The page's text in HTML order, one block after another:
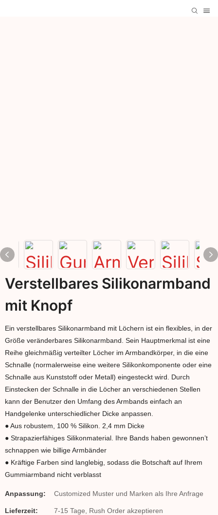
Verstellbares Silikonarmband
mit Knopf
Ein verstellbares Silikonarmband mit Löchern ist ein flexibles, in der
Größe veränderbares Silikonarmband. Sein Hauptmerkmal ist eine
Reihe gleichmäßig verteilter Löcher im Armbandkörper, in die eine
Schnalle (normalerweise eine weitere Silikonkomponente oder eine
Schnalle aus Kunststoff oder Metall) eingesteckt wird. Durch
Einstecken der Schnalle in die Löcher an verschiedenen Stellen
kann der Benutzer den Umfang des Armbands einfach an
Handgelenke unterschiedlicher Dicke anpassen.
● Aus robustem, 100 % Silikon. 2,4 mm Dicke
● Strapazierfähiges Silikonmaterial. Ihre Bands haben gewonnen’t
schnappen wie billige Armbänder
● Kräftige Farben sind langlebig, sodass die Botschaft auf Ihrem
Gummiarmband nicht verblasst
Anpassung: Customized Muster und Marken als Ihre Anfrage
Lieferzeit: 7-15 Tage, Rush Order akzeptieren